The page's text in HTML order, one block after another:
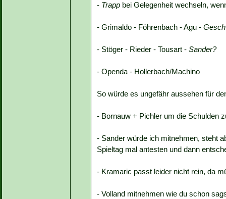
- Trapp bei Gelegenheit wechseln,
- Grimaldo - Föhrenbach - Agu -
- Stöger - Rieder - Tousart - Sander?
- Openda - Hollerbach/Machino
So würde es ungefähr aussehen für
- Bornauw + Pichler um die Schulden
- Sander würde ich mitnehmen, steht
Spieltag mal antesten und dann
- Kramaric passt leider nicht rein, da
- Volland mitnehmen wie du schon